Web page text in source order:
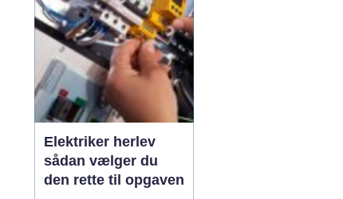
Elektriker herlev
sådan vælger du
den rette til opgaven